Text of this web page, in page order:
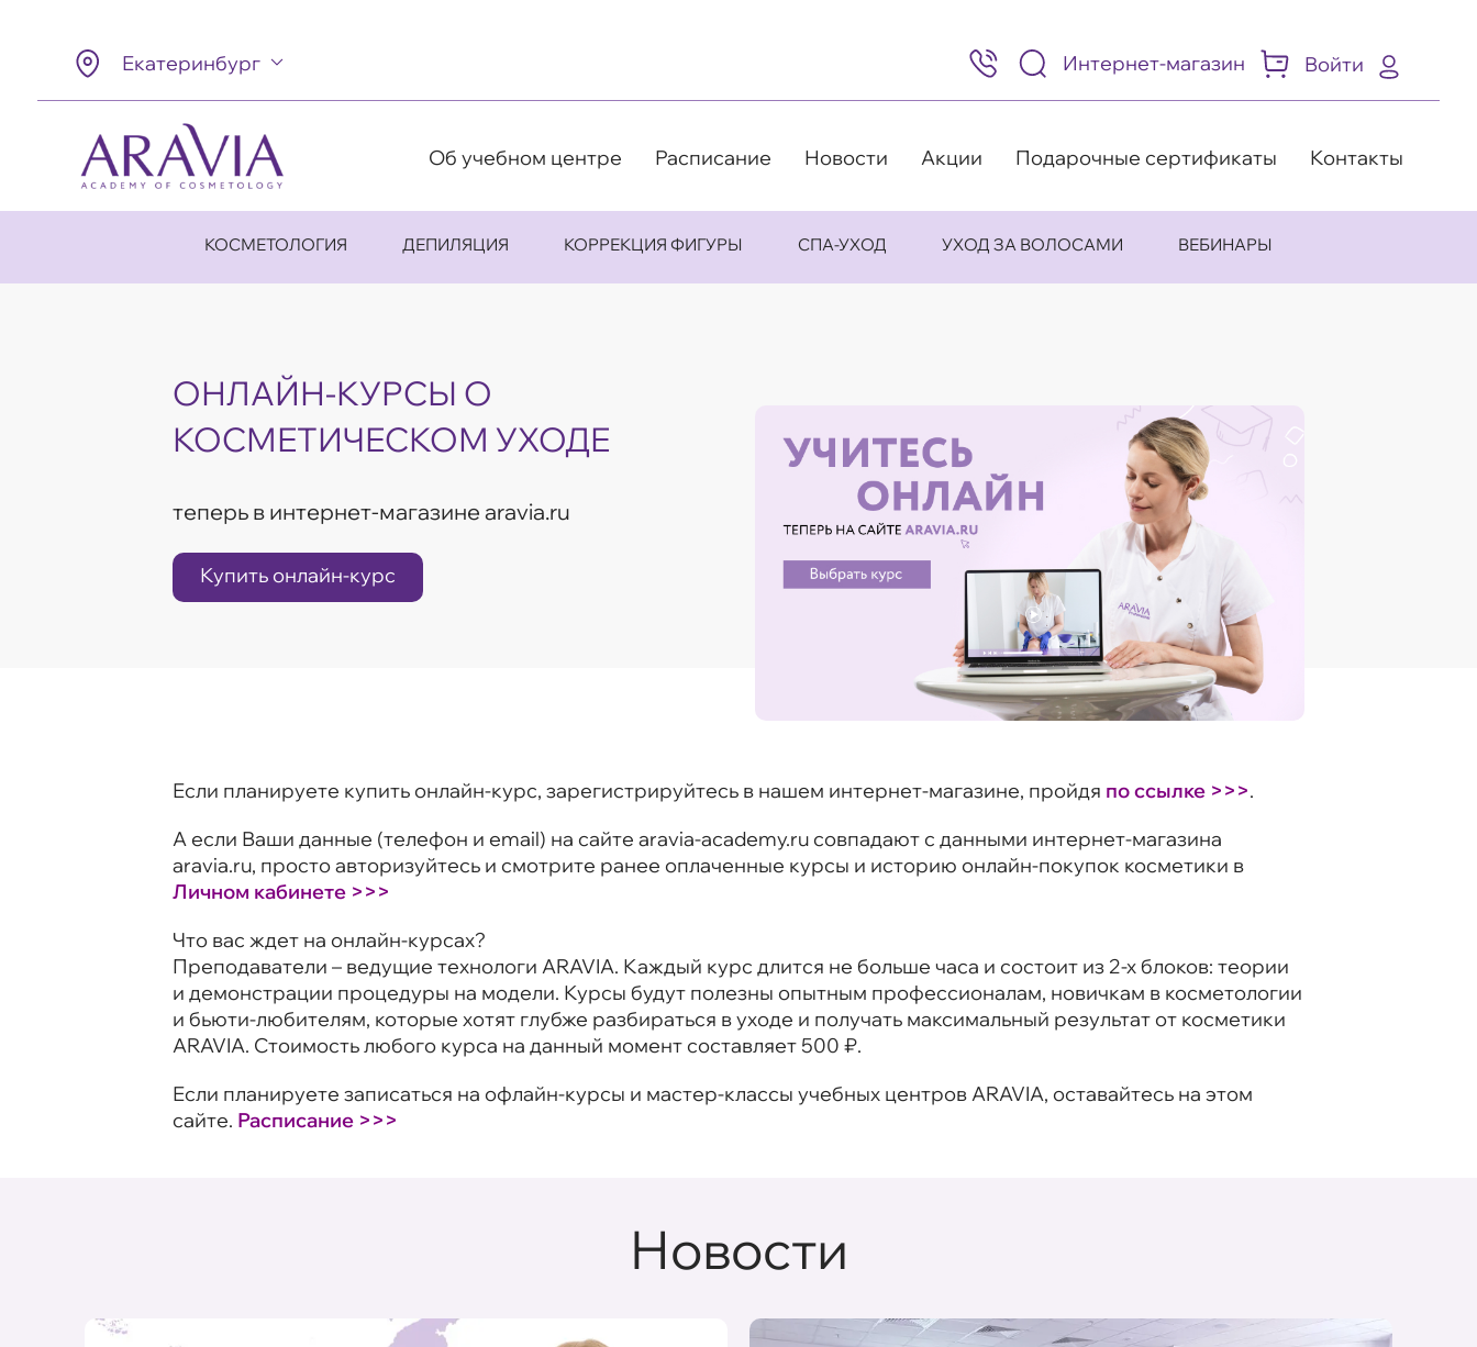
Екатеринбург
8
(495)
505-
98
Интернет-магазин Войти
Об учебном центре Расписание Новости Акции Подарочные сертификаты Контакты
КОСМЕТОЛОГИЯ ДЕПИЛЯЦИЯ КОРРЕКЦИЯ ФИГУРЫ СПА-УХОД УХОД ЗА ВОЛОСАМИ ВЕБИНАРЫ
ОНЛАЙН-КУРСЫ О
КОСМЕТИЧЕСКОМ УХОДЕ
теперь в интернет-магазине aravia.ru
Купить онлайн-курс
Если планируете купить онлайн-курс, зарегистрируйтесь в нашем интернет-магазине, пройдя по ссылке >>>.
А если Ваши данные (телефон и email) на сайте aravia-academy.ru совпадают с данными интернет-магазина
aravia.ru, просто авторизуйтесь и смотрите ранее оплаченные курсы и историю онлайн-покупок косметики в
Личном кабинете >>>
Что вас ждет на онлайн-курсах?
Преподаватели – ведущие технологи ARAVIA. Каждый курс длится не больше часа и состоит из 2-х блоков: теории
и демонстрации процедуры на модели. Курсы будут полезны опытным профессионалам, новичкам в косметологии
и бьюти-любителям, которые хотят глубже разбираться в уходе и получать максимальный результат от косметики
ARAVIA. Стоимость любого курса на данный момент составляет 500 ₽.
Если планируете записаться на офлайн-курсы и мастер-классы учебных центров ARAVIA, оставайтесь на этом
сайте. Расписание >>>
Новости